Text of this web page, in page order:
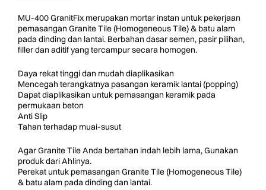
MU-400 GranitFix merupakan mortar instan untuk pekerjaan
pemasangan Granite Tile (Homogeneous Tile) & batu alam
pada dinding dan lantai. Berbahan dasar semen, pasir pilihan,
filler dan aditif yang tercampur secara homogen.
Daya rekat tinggi dan mudah diaplikasikan
Mencegah terangkatnya pasangan keramik lantai (popping)
Dapat diaplikasikan untuk pemasangan keramik pada
permukaan beton
Anti Slip
Tahan terhadap muai-susut
Agar Granite Tile Anda bertahan indah lebih lama, Gunakan
produk dari Ahlinya.
Perekat untuk pemasangan Granite Tile (Homogeneous Tile)
& batu alam pada dinding dan lantai.